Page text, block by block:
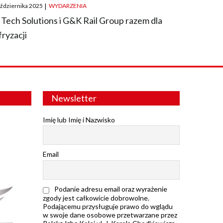
2025 | WYDARZENIA
Tech Solutions i G&K Rail Group razem dla
Newsletter
Imię lub Imię i Nazwisko
Email
Podanie adresu email oraz wyrażenie
zgody jest całkowicie dobrowolne.
Podającemu przysługuje prawo do wglądu
w swoje dane osobowe przetwarzane przez